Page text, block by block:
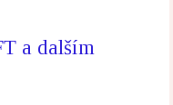
a dalším